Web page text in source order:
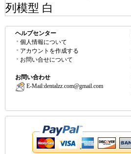
列模型 白
ヘルプセンター
個人情報について
アカウントを作成する
お問い合せについて
お問い合わせ
E-Mail:dentalzz.com@gmail.com